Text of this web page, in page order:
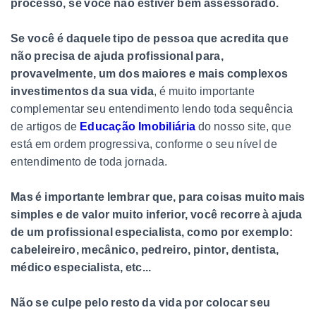
processo, se você não estiver bem assessorado.
Se você é daquele tipo de pessoa que acredita que
não precisa de ajuda profissional para,
provavelmente, um dos maiores e mais complexos
investimentos da sua vida, é muito importante
complementar seu entendimento lendo toda sequência
de artigos de Educação Imobiliária do nosso site, que
está em ordem progressiva, conforme o seu nível de
entendimento de toda jornada.
Mas é importante lembrar que, para coisas muito mais
simples e de valor muito inferior, você recorre à ajuda
de um profissional especialista, como por exemplo:
cabeleireiro, mecânico, pedreiro, pintor, dentista,
médico especialista, etc...
Não se culpe pelo resto da vida por colocar seu